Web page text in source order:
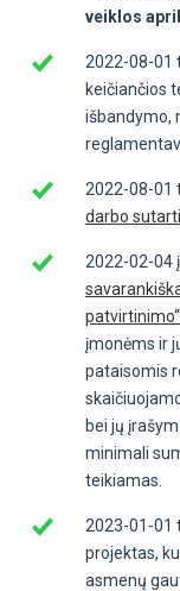
veiklos
2022-08-01
keičiančios
išbandymo,
2022-08-01
darbo
2022-02-04
patvirtinimo“
įmonėms ir
pataisomis
bei jų
minimali
teikiamas.
2023-01-01
projektas,
asmenų